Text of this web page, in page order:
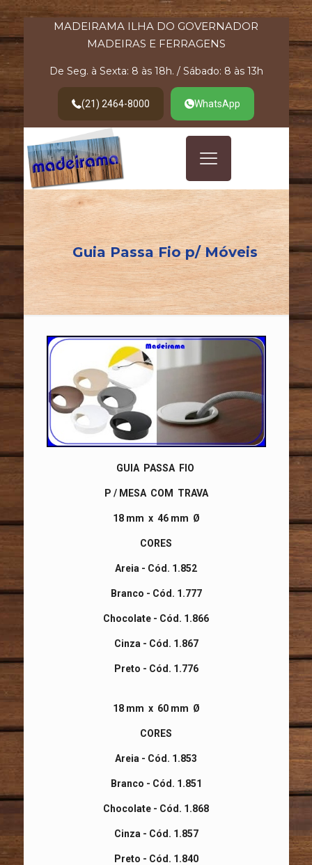
MADEIRAMA ILHA DO GOVERNADOR
MADEIRAS E FERRAGENS
De Seg. à Sexta: 8 às 18h. / Sábado: 8 às 13h
(21) 2464-8000 WhatsApp
Guia Passa Fio p/ Móveis
GUIA PASSA FIO
P / MESA COM TRAVA
18 mm x 46 mm Ø
CORES
Areia - Cód. 1.852
Branco - Cód. 1.777
Chocolate - Cód. 1.866
Cinza - Cód. 1.867
Preto - Cód. 1.776
18 mm x 60 mm Ø
CORES
Areia - Cód. 1.853
Branco - Cód. 1.851
Chocolate - Cód. 1.868
Cinza - Cód. 1.857
Preto - Cód. 1.840